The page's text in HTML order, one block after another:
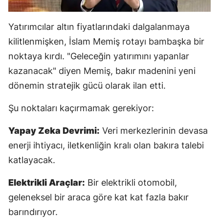
Yatırımcılar altın fiyatlarındaki dalgalanmaya
kilitlenmişken, İslam Memiş rotayı bambaşka bir
noktaya kırdı. "Geleceğin yatırımını yapanlar
kazanacak" diyen Memiş, bakır madenini yeni
dönemin stratejik gücü olarak ilan etti.
Şu noktaları kaçırmamak gerekiyor:
Yapay Zeka Devrimi: Veri merkezlerinin devasa
enerji ihtiyacı, iletkenliğin kralı olan bakıra talebi
katlayacak.
Elektrikli Araçlar: Bir elektrikli otomobil,
geleneksel bir araca göre kat kat fazla bakır
barındırıyor.